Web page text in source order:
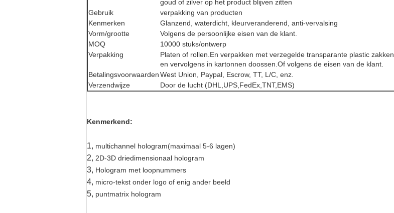
goud of zilver op het product blijven zitten
Gebruik
verpakking van producten
Kenmerken
Glanzend, waterdicht, kleurveranderend, anti-vervalsing
Vorm/grootte
Volgens de persoonlijke eisen van de klant.
MOQ
10000 stuks/ontwerp
Verpakking
Platen of rollen.En verpakken met verzegelde transparante plastic zakken
en vervolgens in kartonnen doossen.Of volgens de eisen van de klant.
BetalingsvoorwaardenWest Union, Paypal, Escrow, TT, L/C, enz.
Verzendwijze
Door de lucht (DHL,UPS,FedEx,TNT,EMS)
Kenmerkend:
1, multichannel hologram(maximaal 5-6 lagen)
2, 2D-3D driedimensionaal hologram
3, Hologram met loopnummers
4, micro-tekst onder logo of enig ander beeld
5, puntmatrix hologram